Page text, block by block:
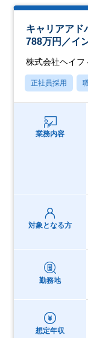
キャリアアド
788万円／イ
株式会社ヘイフ
正社員採用
業務内容
対象となる方
勤務地
想定年収